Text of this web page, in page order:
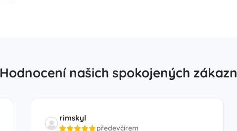
Hodnocení našich spokojených
rimskyl
předevčírem